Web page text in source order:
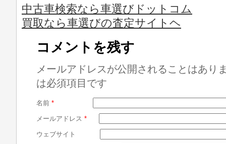
中古車検索なら車選びドットコム
買取なら車選びの査定サイトヘ
コメントを残す
メールアドレスが公開されることはあり
は必須項目です
名前 *
メールアドレス *
ウェブサイト